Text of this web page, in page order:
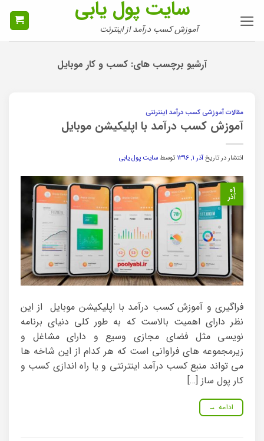
سایت پول یابی
آموزش کسب درآمد از اینترنت
آرشیو برچسب های: کسب و کار موبایل
مقالات آموزشی کسب درآمد اینترنتی
آموزش کسب درآمد با اپلیکیشن موبایل
انتشار در تاریخآذر ۱, ۱۳۹۶ توسط سایت پول یابی
۰۱
آذر
فراگیری و آموزش کسب درآمد با اپلیکیشن موبایل از این
نظر دارای اهمیت بالاست که به طور کلی دنیای برنامه
نویسی مثل فضای مجازی وسیع و دارای مشاغل و
زیرمجموعه های فراوانی است که هر کدام از این شاخه ها
می تواند منبع کسب درآمد اینترنتی و یا راه اندازی کسب و
کار پول ساز […]
ادامه →